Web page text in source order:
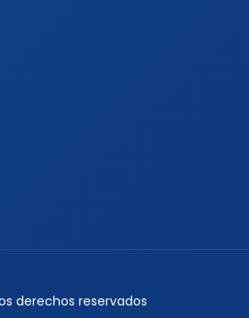
derechos reservados